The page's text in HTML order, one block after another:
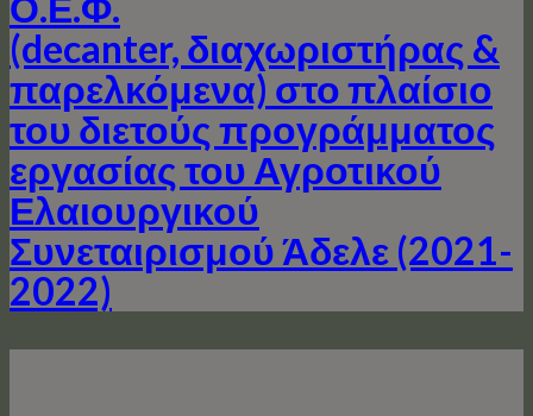
(decanter, διαχωριστήρας &
παρελκόμενα) στο πλαίσιο
του διετούς προγράμματος
εργασίας του Αγροτικού
Ελαιουργικού
Συνεταιρισμού Άδελε (2021-
2022)